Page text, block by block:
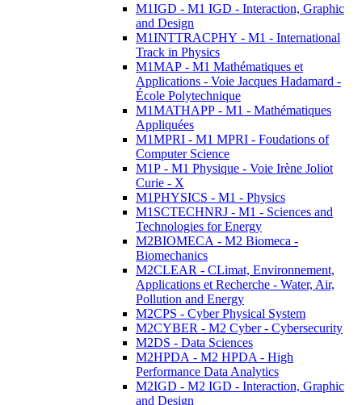
M1IGD - M1 IGD - Interaction, Graphic
and Design
M1INTTRACPHY - M1 - International
Track in Physics
M1MAP - M1 Mathématiques et
Applications - Voie Jacques Hadamard -
École Polytechnique
M1MATHAPP - M1 - Mathématiques
Appliquées
M1MPRI - M1 MPRI - Foudations of
Computer Science
M1P - M1 Physique - Voie Irène Joliot
Curie - X
M1PHYSICS - M1 - Physics
M1SCTECHNRJ - M1 - Sciences and
Technologies for Energy
M2BIOMECA - M2 Biomeca -
Biomechanics
M2CLEAR - CLimat, Environnement,
Applications et Recherche - Water, Air,
Pollution and Energy
M2CPS - Cyber Physical System
M2CYBER - M2 Cyber - Cybersecurity
M2DS - Data Sciences
M2HPDA - M2 HPDA - High
Performance Data Analytics
M2IGD - M2 IGD - Interaction, Graphic
and Design